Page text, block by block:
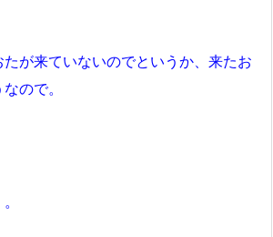
が来ていないのでというか、来たお
ので。